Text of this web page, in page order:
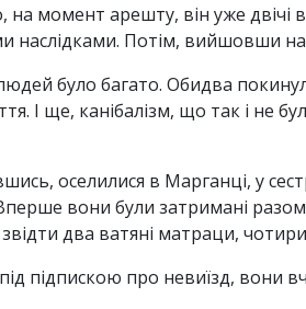
момент арешту, він уже двічі
наслідками. Потім, вийшовши
було багато. Обидва
І ще, канібалізм, що так і не
оселилися в Марганці, у
вони були затримані
два ватяні матраци,
підпискою про невиїзд, вони